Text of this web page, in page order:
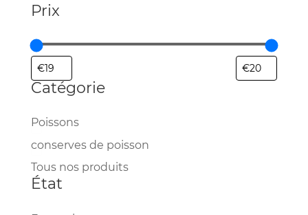
Prix
Catégorie
Catégorie
Poissons
conserves de poisson
Tous nos produits
État